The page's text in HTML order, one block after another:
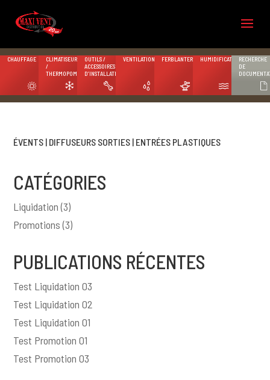
CHAUFFAGE
CLIMATISEURS
/
THERMOPOMPES
OUTILS /
ACCESSOIRES
D’INSTALLATION
VENTILATION FERBLANTERIE HUMIDIFICATIONRECHERCHE
DE
ÉVENTS | DIFFUSEURS SORTIES | ENTRÉES PLASTIQUES
CATÉGORIES
Liquidation(3)
Promotions(3)
PUBLICATIONS RÉCENTES
Test Liquidation 03
Test Liquidation 02
Test Liquidation 01
Test Promotion 01
Test Promotion 03